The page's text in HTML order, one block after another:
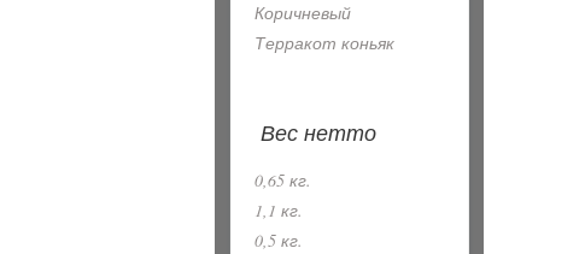
Коричневый
Терракот коньяк
Вес нетто
0,65 кг.
1,1 кг.
0,5 кг.